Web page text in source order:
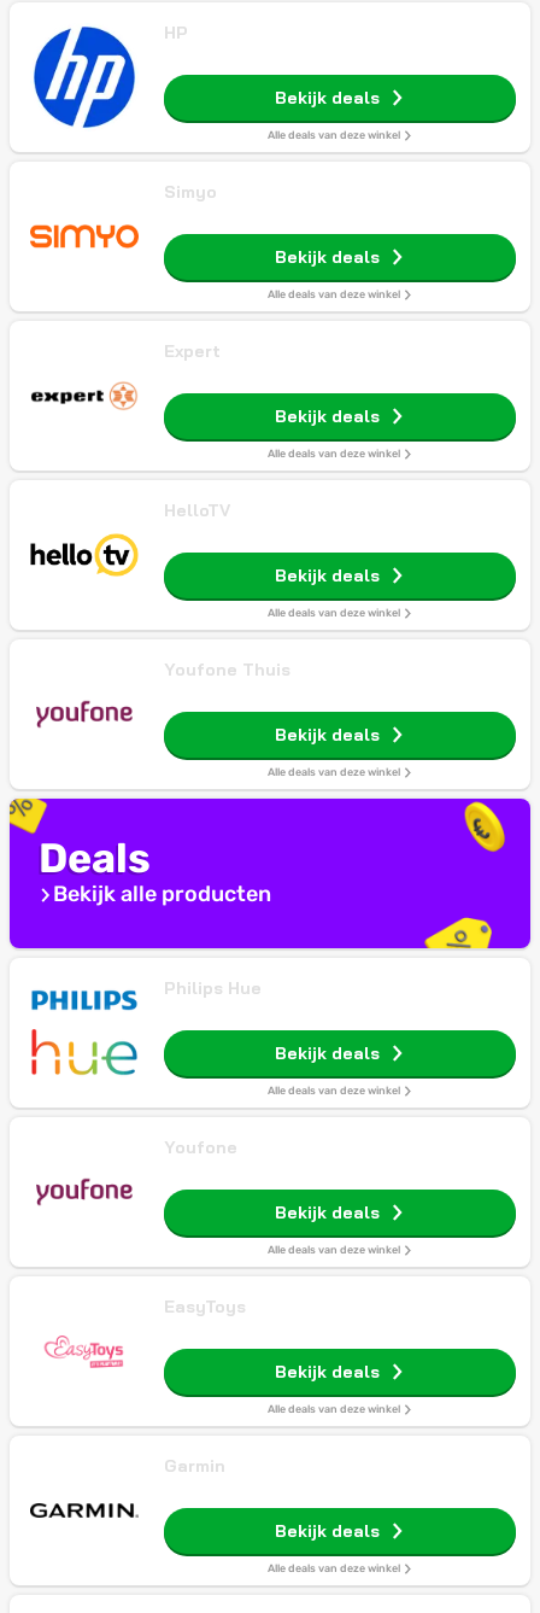
HP
Bekijk deals
Alle deals van deze winkel
Simyo
Bekijk deals
Alle deals van deze winkel
Expert
Bekijk deals
Alle deals van deze winkel
HelloTV
Bekijk deals
Alle deals van deze winkel
Youfone Thuis
Bekijk deals
Alle deals van deze winkel
Deals
Bekijk alle producten
Philips Hue
Bekijk deals
Alle deals van deze winkel
Youfone
Bekijk deals
Alle deals van deze winkel
EasyToys
Bekijk deals
Alle deals van deze winkel
Garmin
Bekijk deals
Alle deals van deze winkel